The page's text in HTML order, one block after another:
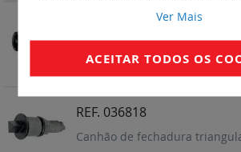
Canhão de fechadura dupla
REF. 036818
Canhão de fechadura
Ver Mais
ACEITAR TODOS OS